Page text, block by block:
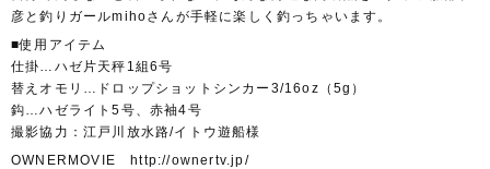
彦と釣りガールmihoさんが手軽に楽しく釣っちゃいます。
■使用アイテム
仕掛…ハゼ片天秤1組6号
替えオモリ…ドロップショットシンカー3/16oz（5g）
鈎…ハゼライト5号、赤袖4号
撮影協力：江戸川放水路/イトウ遊船様
OWNERMOVIE http://ownertv.jp/